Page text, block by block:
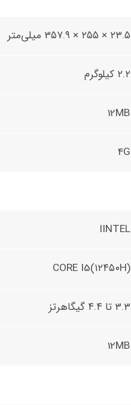
۲۳.۵ × ۲۵۵ × ۳۵۷.۹ میلی‌متر
۲.۲ کیلوگرم
12MB
4G
IINTEL
CORE I5(۱۲۴۵۰H)
۳.۳ تا ۴.۴ گیگاهرتز
12MB